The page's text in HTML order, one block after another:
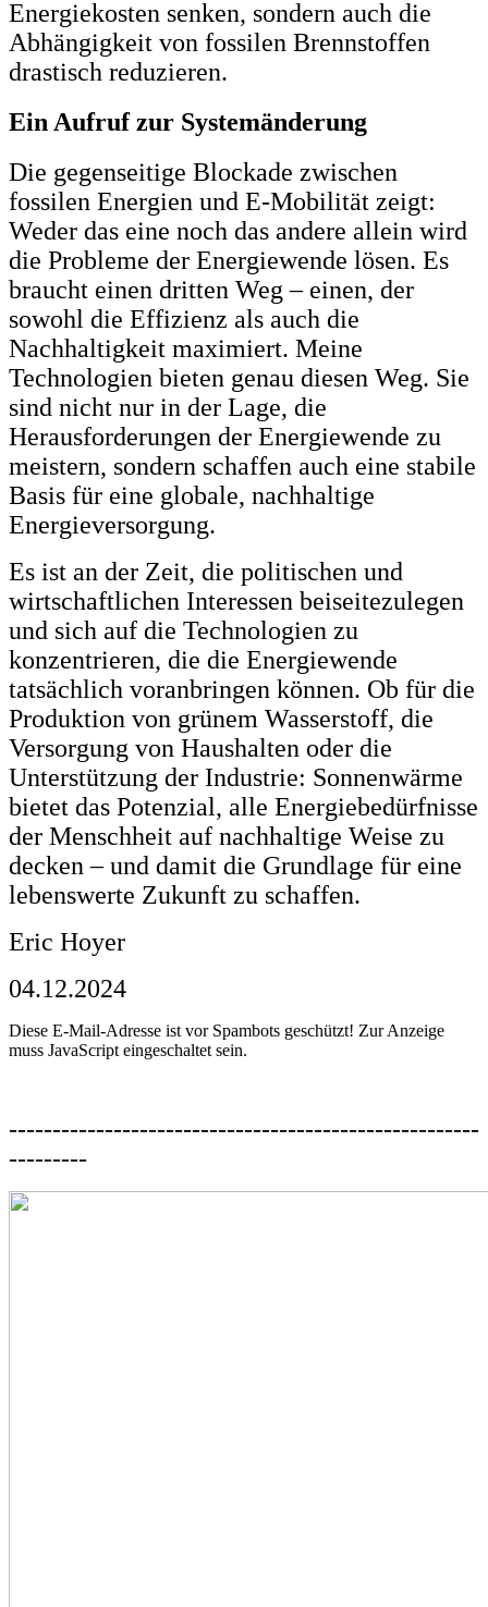
Energiekosten senken, sondern auch die
Abhängigkeit von fossilen Brennstoffen
drastisch reduzieren.
Ein Aufruf zur Systemänderung
Die gegenseitige Blockade zwischen
fossilen Energien und E-Mobilität zeigt:
Weder das eine noch das andere allein wird
die Probleme der Energiewende lösen. Es
braucht einen dritten Weg – einen, der
sowohl die Effizienz als auch die
Nachhaltigkeit maximiert. Meine
Technologien bieten genau diesen Weg. Sie
sind nicht nur in der Lage, die
Herausforderungen der Energiewende zu
meistern, sondern schaffen auch eine stabile
Basis für eine globale, nachhaltige
Energieversorgung.
Es ist an der Zeit, die politischen und
wirtschaftlichen Interessen beiseitezulegen
und sich auf die Technologien zu
konzentrieren, die die Energiewende
tatsächlich voranbringen können. Ob für die
Produktion von grünem Wasserstoff, die
Versorgung von Haushalten oder die
Unterstützung der Industrie: Sonnenwärme
bietet das Potenzial, alle Energiebedürfnisse
der Menschheit auf nachhaltige Weise zu
decken – und damit die Grundlage für eine
lebenswerte Zukunft zu schaffen.
Eric Hoyer
04.12.2024
Diese E-Mail-Adresse ist vor Spambots geschützt! Zur Anzeige
muss JavaScript eingeschaltet sein.
------------------------------------------------------
---------